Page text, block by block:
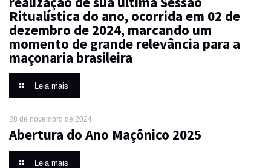
Ritualística do ano, ocorrida em 02 de
dezembro de 2024, marcando um
momento de grande relevância para a
maçonaria brasileira
Leia mais
28 de novembro de 2024
Abertura do Ano Maçônico 2025
Leia mais